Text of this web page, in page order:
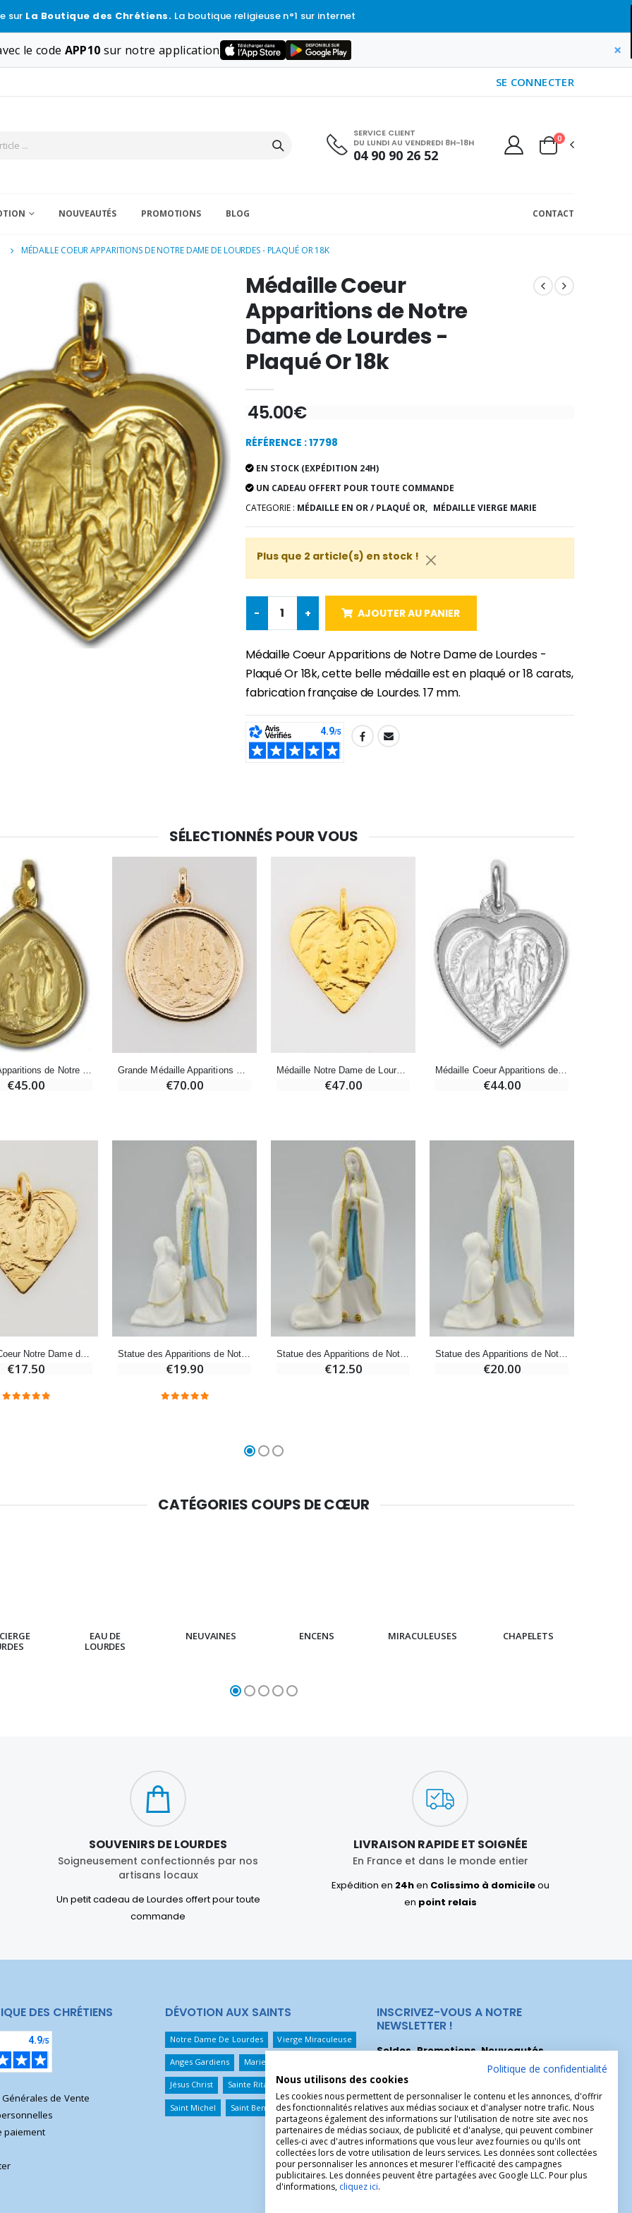
sur La Boutique des Chrétiens. La boutique religieuse n°1 sur internet
le code APP10 sur notre application ×
SE CONNECTER
SERVICE CLIENT
DU LUNDI AU VENDREDI 8H-18H
04 90 90 26 52
0
NOUVEAUTÉS PROMOTIONS BLOG CONTACT
MÉDAILLE COEUR APPARITIONS DE NOTRE DAME DE LOURDES - PLAQUÉ OR 18K
-30%
€10.00 €7.00
-20%
Eau de Lourdes 1 Litre
€12.00 €9.60
-20%
€7.90
-10%
€5.50
-25%
€6.00
-10%
€15.00 €13.50
€12.90
€130.00
€2.50
Chapelet de Lourdes en Bois
€10.00
Eau de Lourdes 1 Litre
-20%
€7.90
-25%
Médaille Coeur
Apparitions de Notre
Dame de Lourdes -
Plaqué Or 18k
45.00€
RÉFÉRENCE : 17798
EN STOCK (EXPÉDITION 24H)
UN CADEAU OFFERT POUR TOUTE COMMANDE
CATEGORIE : MÉDAILLE EN OR / PLAQUÉ OR, MÉDAILLE VIERGE MARIE
Plus que 2 article(s) en stock !
- + AJOUTER AU PANIER
Médaille Coeur Apparitions de Notre Dame de Lourdes -
Plaqué Or 18k, cette belle médaille est en plaqué or 18 carats,
fabrication française de Lourdes. 17 mm.
SHARE:
SÉLECTIONNÉS POUR VOUS
Médaille Apparitions de Notre Dame de Lourdes - Plaqué Or 18k
€45.00 €70.00
Médaille Notre Dame de Lourdes Coeur en Plaqué Or - 20mm
€47.00
Médaille Coeur Apparitions de Lourdes en Argent
€44.00
Médaille Coeur Notre Dame de Lourdes Dorée Or 24 Carats
€17.50
Statue des Apparitions de Notre Dame de Lourdes - 20 cm
€19.90
Statue des Apparitions de Notre Dame de Lourdes - 10 cm
€12.50
Statue des Apparitions de Notre Dame de Lourdes - 15 cm
€20.00
CATÉGORIES COUPS DE CŒUR
EAU DE
LOURDES
NEUVAINES ENCENS MIRACULEUSES CHAPELETS
SOUVENIRS DE LOURDES
Soigneusement confectionnés par nos
artisans locaux
Un petit cadeau de Lourdes offert pour toute
commande
LIVRAISON RAPIDE ET SOIGNÉE
En France et dans le monde entier
Expédition en 24hen Colissimo à domicileou
en point relais
DES CHRÉTIENS
de Vente
paiement
DÉVOTION AUX SAINTS
Notre Dame De Lourdes Vierge Miraculeuse
Anges Gardiens Marie Qui Défait Les Noeuds
Jésus Christ Sainte Rita Sainte Thérèse
Saint Michel Saint Benoît Saint Christophe
INSCRIVEZ-VOUS A NOTRE
NEWSLETTER !
Soldes, Promotions, Nouveautés...
Inscrivez-vous maintenant pour recevoir
nos meilleures offres.
Politique de confidentialité
Nous utilisons des cookies
Les cookies nous permettent de personnaliser le contenu et les annonces, d'offrir
des fonctionnalités relatives aux médias sociaux et d'analyser notre trafic. Nous
partageons également des informations sur l'utilisation de notre site avec nos
partenaires de médias sociaux, de publicité et d'analyse, qui peuvent combiner
celles-ci avec d'autres informations que vous leur avez fournies ou qu'ils ont
collectées lors de votre utilisation de leurs services. Les données sont collectées
pour personnaliser les annonces et mesurer l'efficacité des campagnes
publicitaires. Les données peuvent être partagées avec Google LLC. Pour plus
d'informations, cliquez ici.